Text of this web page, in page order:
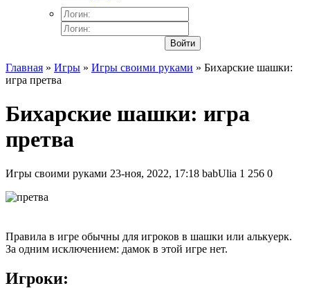
Войти
Главная » Игры » Игры своими руками » Бихарские шашки:
игра претва
Бихарские шашки: игра
претва
Игры своими руками 23-ноя, 2022, 17:18 babUlia 1 256 0
Правила в игре обычны для игроков в шашки или алькуерк.
За одним исключением: дамок в этой игре нет.
Игроки: